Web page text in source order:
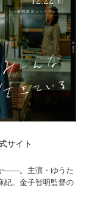
サイト
――。主演・ゆうた
紀。金子智明監督の